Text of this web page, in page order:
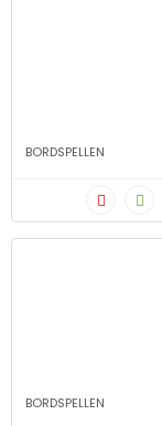
BORDSPELLEN
BORDSPELLEN